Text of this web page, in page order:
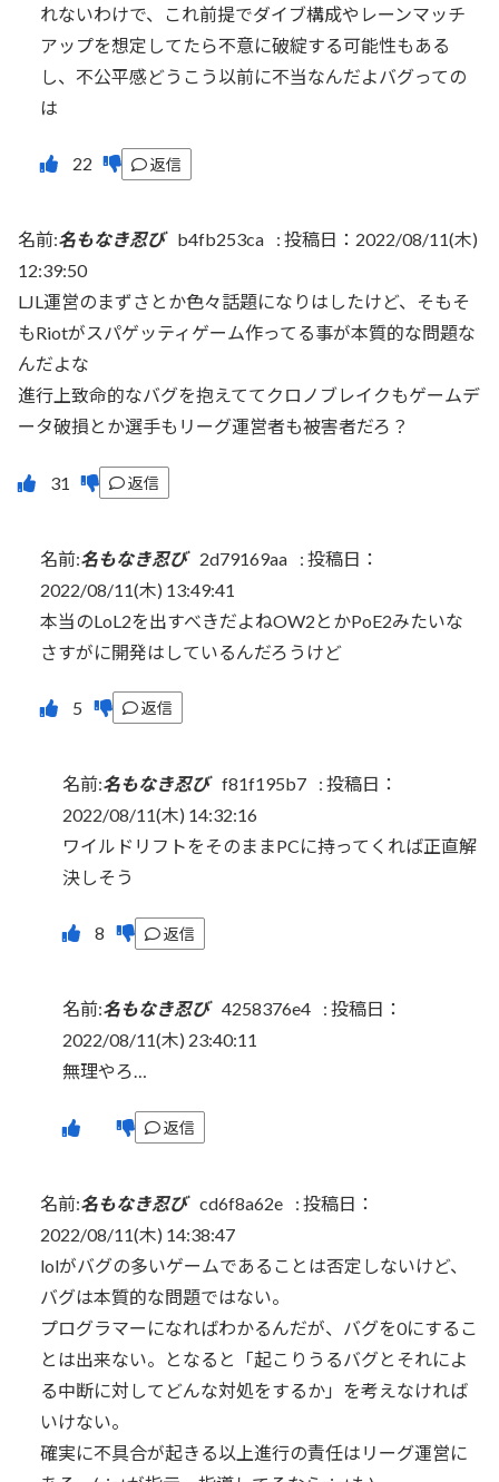
れないわけで、これ前提でダイブ構成やレーンマッチ
アップを想定してたら不意に破綻する可能性もある
し、不公平感どうこう以前に不当なんだよバグっての
は
返信
名前:名もなき忍び b4fb253ca : 投稿日：2022/08/11(木)
12:39:50
LJL運営のまずさとか色々話題になりはしたけど、そもそ
もRiotがスパゲッティゲーム作ってる事が本質的な問題な
んだよな
進行上致命的なバグを抱えててクロノブレイクもゲームデ
ータ破損とか選手もリーグ運営者も被害者だろ？
返信
名前:名もなき忍び 2d79169aa : 投稿日：
2022/08/11(木) 13:49:41
本当のLoL2を出すべきだよねOW2とかPoE2みたいな
さすがに開発はしているんだろうけど
返信
名前:名もなき忍び f81f195b7 : 投稿日：
2022/08/11(木) 14:32:16
ワイルドリフトをそのままPCに持ってくれば正直解
決しそう
返信
名前:名もなき忍び 4258376e4 : 投稿日：
2022/08/11(木) 23:40:11
無理やろ…
返信
名前:名もなき忍び cd6f8a62e : 投稿日：
2022/08/11(木) 14:38:47
lolがバグの多いゲームであることは否定しないけど、
バグは本質的な問題ではない。
プログラマーになればわかるんだが、バグを0にするこ
とは出来ない。となると「起こりうるバグとそれによ
る中断に対してどんな対処をするか」を考えなければ
いけない。
確実に不具合が起きる以上進行の責任はリーグ運営に